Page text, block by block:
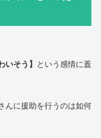
いそう】 という感情に蓋
んに援助を行うのは如何